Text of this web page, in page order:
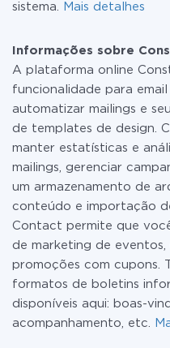
sistema.
Mais detalhes
Informações sobre
A plataforma online
funcionalidade para
automatizar mailings e
de templates de design.
manter estatísticas e
mailings, gerenciar
um armazenamento de
conteúdo e importação
Contact permite que
de marketing de eventos,
promoções com cupons.
formatos de boletins
disponíveis aqui: boas-
acompanhamento, etc.